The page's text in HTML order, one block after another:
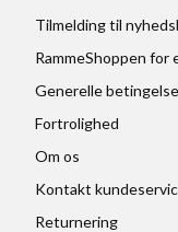
Tilmelding til
RammeShoppen for
Generelle
Fortrolighed
Om os
Kontakt
Returnering